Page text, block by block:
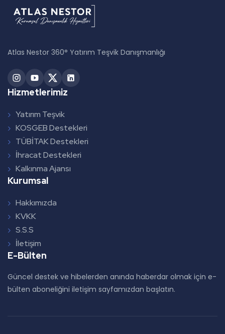
Atlas Nestor 360° Yatırım Teşvik Danışmanlığı
Hizmetlerimiz
Yatırım Teşvik
KOSGEB Destekleri
TÜBİTAK Destekleri
İhracat Destekleri
Kalkınma Ajansı
Kurumsal
Hakkımızda
KVKK
S.S.S
İletişim
E-Bülten
Güncel destek ve hibelerden anında haberdar olmak için e-
bülten aboneliğini iletişim sayfamızdan başlatın.